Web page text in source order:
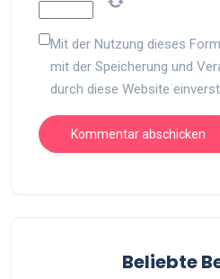
Mit der Nutzung dieses
mit der Speicherung und
durch diese Website
Beliebte